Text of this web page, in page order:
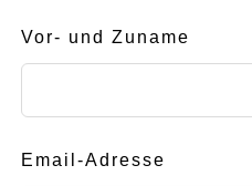
Lass dieses Feld leer
Vor- und Zuname
Email-Adresse